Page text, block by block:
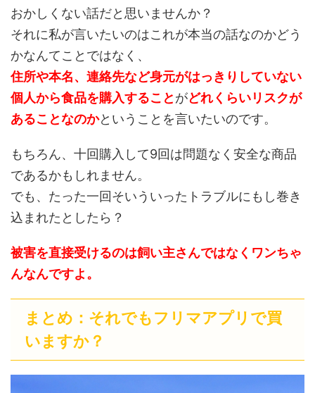
おかしくない話だと思いませんか？
それに私が言いたいのはこれが本当の話なのかどう
かなんてことではなく、
住所や本名、連絡先など身元がはっきりしていない
個人から食品を購入することがどれくらいリスクが
あることなのかということを言いたいのです。
もちろん、十回購入して9回は問題なく安全な商品
であるかもしれません。
でも、たった一回そいういったトラブルにもし巻き
込まれたとしたら？
被害を直接受けるのは飼い主さんではなくワンちゃ
んなんですよ。
まとめ：それでもフリマアプリで買
いますか？